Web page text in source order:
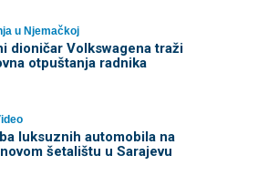
u Njemačkoj
dioničar Volkswagena traži
otpuštanja radnika
luksuznih automobila na
šetalištu u Sarajevu